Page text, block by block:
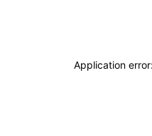
Application